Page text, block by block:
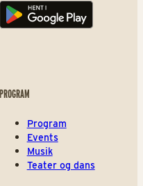
Play store
PROGRAM
Program
Events
Musik
Teater og dans